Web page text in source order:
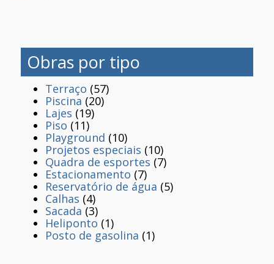
Obras por tipo
Terraço (57)
Piscina (20)
Lajes (19)
Piso (11)
Playground (10)
Projetos especiais (10)
Quadra de esportes (7)
Estacionamento (7)
Reservatório de água (5)
Calhas (4)
Sacada (3)
Heliponto (1)
Posto de gasolina (1)